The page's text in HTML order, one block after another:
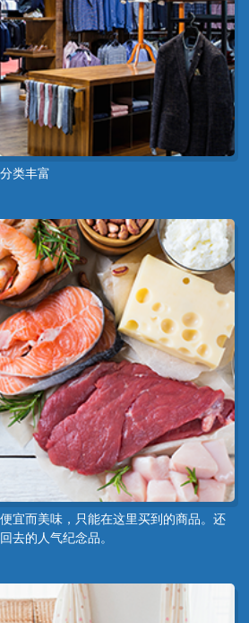
类丰富
宜而美味，只能在这里买到的商品。还
去的人气纪念品。